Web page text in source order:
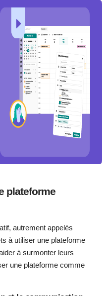
plateforme
autrement appelés
à utiliser une plateforme
à surmonter leurs
une plateforme comme